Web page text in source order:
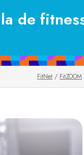
de
FitNet / FitZOOM